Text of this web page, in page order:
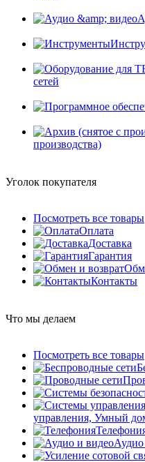
сетей
производства)
Уголок покупателя
Посмотреть все товары
Оплата
Доставка
Гарантия
Контакты
Что мы делаем
Посмотреть все товары
управления, Умный